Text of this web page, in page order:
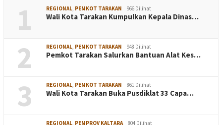
1 REGIONAL, PEMKOT TARAKAN 966 Dilihat
Wali Kota Tarakan Kumpulkan Kepala Dinas…
2 REGIONAL, PEMKOT TARAKAN 948 Dilihat
Pemkot Tarakan Salurkan Bantuan Alat Kes…
3 REGIONAL, PEMKOT TARAKAN 861 Dilihat
Wali Kota Tarakan Buka Pusdiklat 33 Capa…
REGIONAL, PEMPROV KALTARA 804 Dilihat